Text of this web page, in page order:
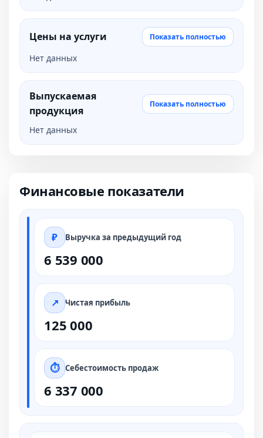
Цены на услуги Показать полностью
Нет данных
Выпускаемая
продукция
Показать полностью
Нет данных
Финансовые показатели
Выручка за предыдущий год
6 539 000
Чистая прибыль
125 000
Себестоимость продаж
6 337 000